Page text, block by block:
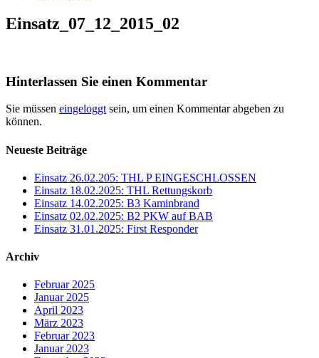
Einsatz_07_12_2015_02
Hinterlassen Sie einen Kommentar
Sie müssen eingeloggt sein, um einen Kommentar abgeben zu
können.
Neueste Beiträge
Einsatz 26.02.205: THL P EINGESCHLOSSEN
Einsatz 18.02.2025: THL Rettungskorb
Einsatz 14.02.2025: B3 Kaminbrand
Einsatz 02.02.2025: B2 PKW auf BAB
Einsatz 31.01.2025: First Responder
Archiv
Februar 2025
Januar 2025
April 2023
März 2023
Februar 2023
Januar 2023